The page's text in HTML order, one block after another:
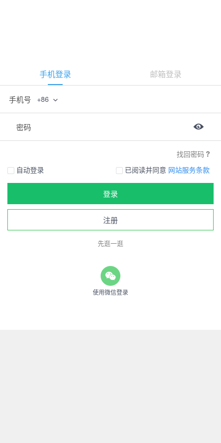
手机登录 邮箱登录
手机号 +86
密码
找回密码
自动登录
已阅读并同意 网站服务条款
登录
注册
先逛一逛
使用微信登录